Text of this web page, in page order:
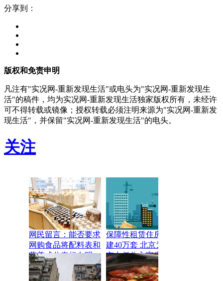
分享到：
版权和免责申明
凡注有"实况网-重新发现生活"或电头为"实况网-重新发现生
活"的稿件，均为实况网-重新发现生活独家版权所有，未经许
可不得转载或镜像；授权转载必须注明来源为"实况网-重新发
现生活"，并保留"实况网-重新发现生活"的电头。
关注
网民留言：能否要求
网购食品将配料表和
营养成分表标在明
处？
保障性租赁住房将再
建40万套 北京为城
市中低收入家庭实
现“住有所居”奠定了
基础